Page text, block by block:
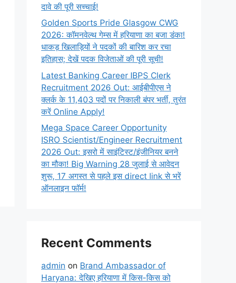
दावे की पूरी सच्चाई!
Golden Sports Pride Glasgow CWG
2026: कॉमनवेल्थ गेम्स में हरियाणा का बजा डंका!
धाकड़ खिलाड़ियों ने पदकों की बारिश कर रचा
इतिहास; देखें पदक विजेताओं की पूरी सूची!
Latest Banking Career IBPS Clerk
Recruitment 2026 Out: आईबीपीएस ने
क्लर्क के 11,403 पदों पर निकाली बंपर भर्ती, तुरंत
करें Online Apply!
Mega Space Career Opportunity
ISRO Scientist/Engineer Recruitment
2026 Out: इसरो में साइंटिस्ट/इंजीनियर बनने
का मौका! Big Warning 28 जुलाई से आवेदन
शुरू, 17 अगस्त से पहले इस direct link से भरें
ऑनलाइन फॉर्म!
Recent Comments
admin on Brand Ambassador of
Haryana: देखिए हरियाणा में किस-किस को